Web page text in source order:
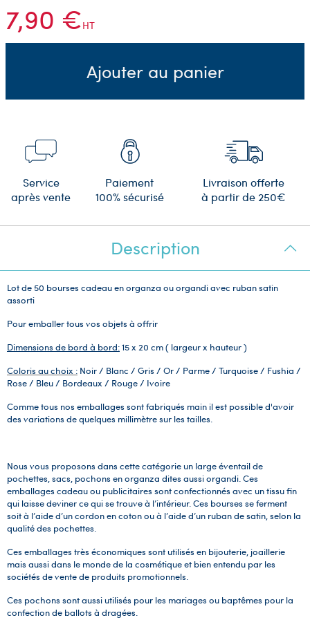
7,90 €HT
Ajouter au panier
Service
après vente
Paiement
100% sécurisé
Livraison offerte
à partir de 250€
Description
Lot de 50 bourses cadeau en organza ou organdi avec ruban satin
assorti
Pour emballer tous vos objets à offrir
Dimensions de bord à bord:15 x 20 cm ( largeur x hauteur )
Coloris au choix : Noir / Blanc / Gris / Or / Parme / Turquoise / Fushia /
Rose / Bleu / Bordeaux / Rouge / Ivoire
Comme tous nos emballages sont fabriqués main il est possible d'avoir
des variations de quelques millimètre sur les tailles.
Nous vous proposons dans cette catégorie un large éventail de
pochettes, sacs, pochons en organza dites aussi organdi. Ces
emballages cadeau ou publicitaires sont confectionnés avec un tissu fin
qui laisse deviner ce qui se trouve à l’intérieur. Ces bourses se ferment
soit à l’aide d’un cordon en coton ou à l’aide d’un ruban de satin, selon la
qualité des pochettes.
Ces emballages très économiques sont utilisés en bijouterie, joaillerie
mais aussi dans le monde de la cosmétique et bien entendu par les
sociétés de vente de produits promotionnels.
Ces pochons sont aussi utilisés pour les mariages ou baptêmes pour la
confection de ballots à dragées.